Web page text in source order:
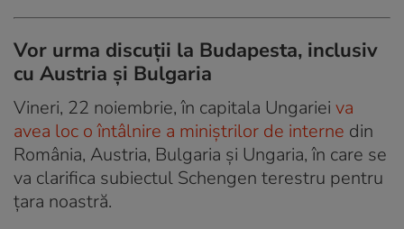
Vor urma discuții la Budapesta, inclusiv
cu Austria și Bulgaria
Vineri, 22 noiembrie, în capitala Ungariei va
avea loc o întâlnire a miniștrilor de interne din
România, Austria, Bulgaria și Ungaria, în care se
va clarifica subiectul Schengen terestru pentru
țara noastră.